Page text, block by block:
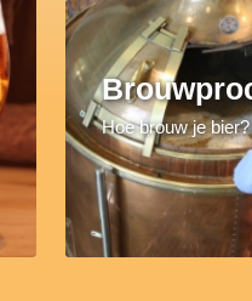
Hoe brouw je bier?